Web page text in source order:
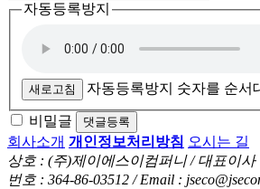
자동등록방지
새로고침 자동등록방지 숫자를 순서
비밀글 댓글등록
회사소개 개인정보처리방침 오시는 길
상호 : (주)제이에스이컴퍼니 / 대표이
번호 : 364-86-03512 / Email :